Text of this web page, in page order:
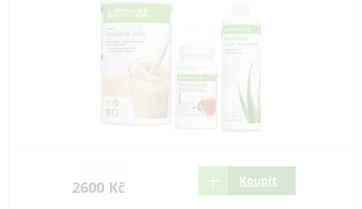
2600 Kč Koupit